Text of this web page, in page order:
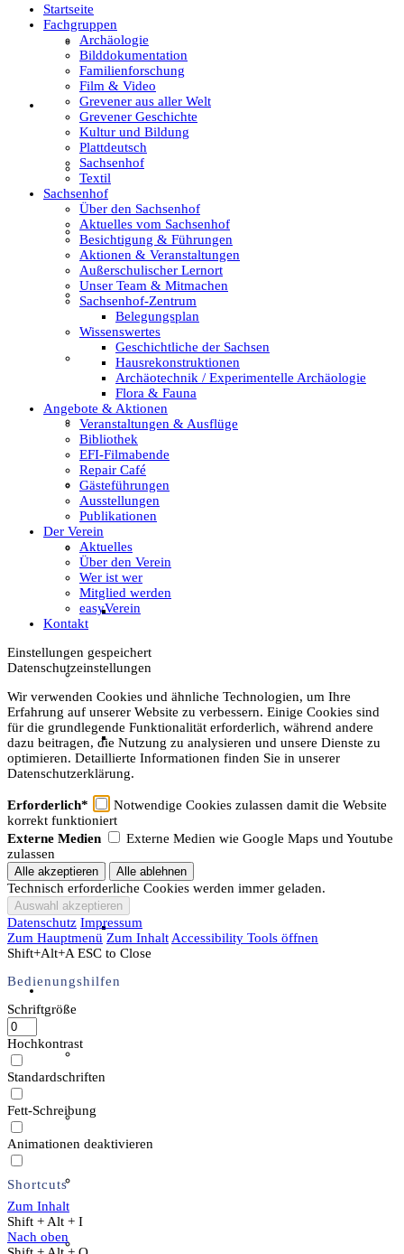
Textil
Sachsenhof
Über den Sachsenhof
Aktuelles vom Sachsenhof
Besichtigung & Führungen
Aktionen & Veranstaltungen
Außerschulischer Lernort
Unser Team & Mitmachen
Sachsenhof-Zentrum
Belegungsplan
Wissenswertes
Geschichtliche der Sachsen
Hausrekonstruktionen
Archäotechnik / Experimentelle Archäologie
Flora & Fauna
Angebote & Aktionen
Bibliothek
Startseite
Fachgruppen
Archäologie
Bilddokumentation
Familienforschung
Film & Video
Grevener aus aller Welt
Grevener Geschichte
Kultur und Bildung
Plattdeutsch
Sachsenhof
Textil
Sachsenhof
Über den Sachsenhof
Aktuelles vom Sachsenhof
Besichtigung & Führungen
Aktionen & Veranstaltungen
Außerschulischer Lernort
Unser Team & Mitmachen
Sachsenhof-Zentrum
Belegungsplan
Wissenswertes
Geschichtliche der Sachsen
Hausrekonstruktionen
Archäotechnik / Experimentelle Archäologie
Flora & Fauna
Angebote & Aktionen
Veranstaltungen & Ausflüge
Bibliothek
EFI-Filmabende
Repair Café
Gästeführungen
Ausstellungen
Publikationen
Der Verein
Aktuelles
Über den Verein
Wer ist wer
Mitglied werden
easyVerein
Kontakt
Einstellungen gespeichert
Datenschutzeinstellungen
Wir verwenden Cookies und ähnliche Technologien, um Ihre
Erfahrung auf unserer Website zu verbessern. Einige Cookies sind
für die grundlegende Funktionalität erforderlich, während andere
dazu beitragen, die Nutzung zu analysieren und unsere Dienste zu
optimieren. Detaillierte Informationen finden Sie in unserer
Datenschutzerklärung.
Erforderlich*
Notwendige Cookies zulassen damit die Website
korrekt funktioniert
Externe Medien
Externe Medien wie Google Maps und Youtube
zulassen
Technisch erforderliche Cookies werden immer geladen.
Datenschutz Impressum
Zum Hauptmenü Zum Inhalt Accessibility Tools öffnen
Shift+Alt+A ESC to Close
Bedienungshilfen
Schriftgröße
Hochkontrast
Standardschriften
Fett-Schreibung
Animationen deaktivieren
Shortcuts
Zum Inhalt
Shift + Alt + I
Nach oben